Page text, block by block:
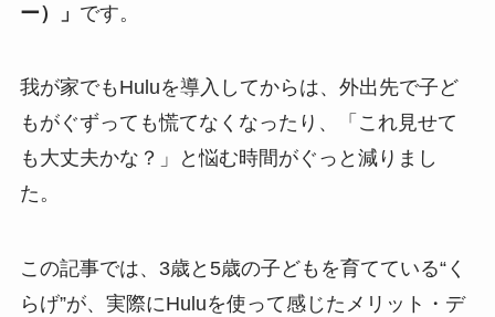
ー）」 です。
我が家でもHuluを導入してからは、外出先で子ど
もがぐずっても慌てなくなったり、「これ見せて
も大丈夫かな？」と悩む時間がぐっと減りまし
た。
この記事では、3歳と5歳の子どもを育てている“く
らげ”が、実際にHuluを使って感じたメリット・デ